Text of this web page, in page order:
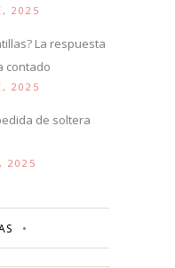
2025
La respuesta
contado
2025
de soltera
2025